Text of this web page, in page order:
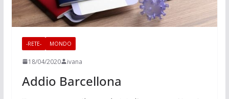
-RETE- MONDO
18/04/2020 ivana
Addio Barcellona